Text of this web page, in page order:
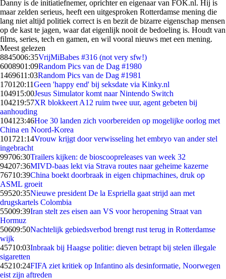
Danny is de initiatiefnemer, oprichter en eigenaar van FOK.nl. Hij is
maar zelden serieus, heeft een uitgesproken Rotterdamse mening die
lang niet altijd politiek correct is en bezit de bizarre eigenschap mensen
op de kast te jagen, waar dat eigenlijk nooit de bedoeling is. Houdt van
films, series, tech en gamen, en wil vooral nieuws met een mening.
Meest gelezen
8845006:35VrijMiBabes #316 (not very sfw!)
6008901:09Random Pics van de Dag #1980
1469611:03Random Pics van de Dag #1981
1701 20:11Geen 'happy end' bij seksdate via Kinky.nl
104915:00Jesus Simulator komt naar Nintendo Switch
104219:57XR blokkeert A12 ruim twee uur, agent gebeten bij
aanhouding
1041 23:46Hoe 30 landen zich voorbereiden op mogelijke oorlog met
China en Noord-Korea
101721:14Vrouw krijgt door verwisseling het embryo van ander stel
ingebracht
99706:30Trailers kijken: de bioscoopreleases van week 32
94207:36MIVD-baas lekt via Strava routes naar geheime kazerne
76710:39China boekt doorbraak in eigen chipmachines, druk op
ASML groeit
59520:35Nieuwe president De la Espriella gaat strijd aan met
drugskartels Colombia
55009:39Iran stelt zes eisen aan VS voor heropening Straat van
Hormuz
50609:50Nachtelijk gebiedsverbod brengt rust terug in Rotterdamse
wijk
45710:03Inbraak bij Haagse politie: dieven betrapt bij stelen illegale
sigaretten
45210:24FIFA ziet kritiek op Infantino als desinformatie, Noorwegen
eist zijn aftreden